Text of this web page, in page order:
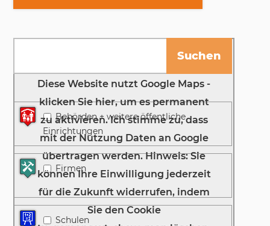
Behörden + weitere öffentliche
Einrichtungen
Firmen
Schulen